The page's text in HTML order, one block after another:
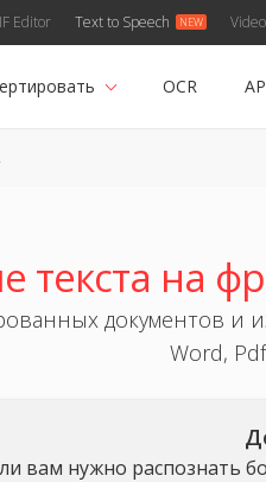
Editor Text to Speech
OCR
текста на
документов и
Word,
вам нужно распознать